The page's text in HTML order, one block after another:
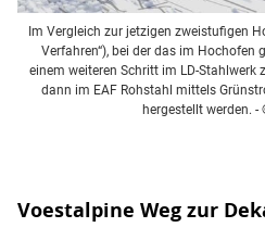
Im Vergleich zur jetzigen zweistufigen
Verfahren“), bei der das im Hochofen
einem weiteren Schritt im LD-Stahlwerk
dann im EAF Rohstahl mittels
hergestellt werden. -
Voestalpine Weg zur